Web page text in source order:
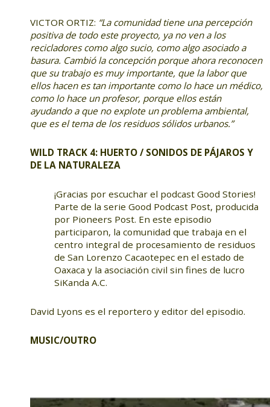
VICTOR ORTIZ: “La comunidad tiene una percepción
positiva de todo este proyecto, ya no ven a los
recicladores como algo sucio, como algo asociado a
basura. Cambió la concepción porque ahora reconocen
que su trabajo es muy importante, que la labor que
ellos hacen es tan importante como lo hace un médico,
como lo hace un profesor, porque ellos están
ayudando a que no explote un problema ambiental,
que es el tema de los residuos sólidos urbanos.”
WILD TRACK 4: HUERTO / SONIDOS DE PÁJAROS Y
DE LA NATURALEZA
¡Gracias por escuchar el podcast Good Stories!
Parte de la serie Good Podcast Post, producida
por Pioneers Post. En este episodio
participaron, la comunidad que trabaja en el
centro integral de procesamiento de residuos
de San Lorenzo Cacaotepec en el estado de
Oaxaca y la asociación civil sin fines de lucro
SiKanda A.C.
David Lyons es el reportero y editor del episodio.
MUSIC/OUTRO